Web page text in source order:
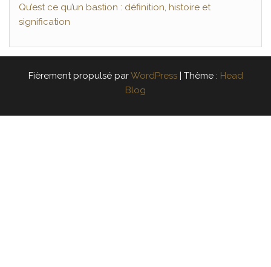
Qu’est ce qu’un bastion : définition, histoire et
signification
Fièrement propulsé parWordPress Thème : Head
Blog